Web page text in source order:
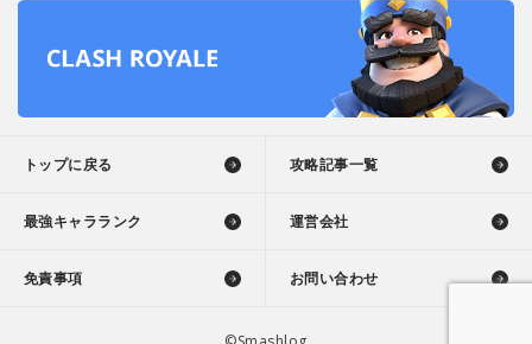
トップに戻る 攻略記事一覧
最強キャラランク 運営会社
免責事項 お問い合わせ